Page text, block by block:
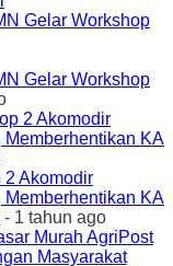
Gelar Workshop
2 Akomodir
KA
- 1 tahun ago